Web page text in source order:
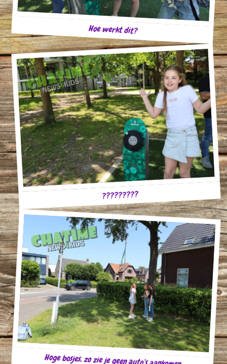
Hoe werkt dit?
?????????